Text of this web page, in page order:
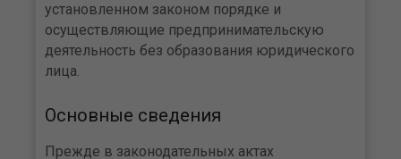
установленном законом порядке и
осуществляющие предпринимательскую
деятельность без образования юридического
лица.
Основные сведения
Прежде в законодательных актах